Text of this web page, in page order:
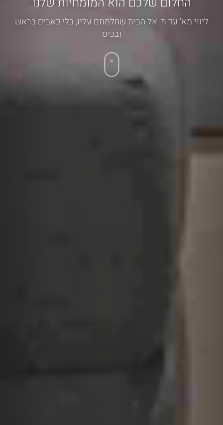
ליווי מא' עד ת' אל הבית שחלמתם עליו, בלי כאבים בראש
ובכיס